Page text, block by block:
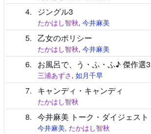
4 ジングル3
たかはし智秋, 今井麻美
5 乙女のポリシー
たかはし智秋, 今井麻美
6 お風呂で、う・ふ・ふ♪ 傑作選3
三浦あずさ, 如月千早
7 キャンディ・キャンディ
たかはし智秋
8 今井麻美 トーク・ダイジェスト
今井麻美, たかはし智秋